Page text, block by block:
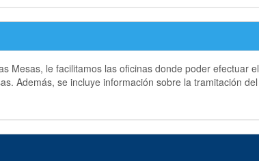
Mesas, le facilitamos las oficinas donde poder efectuar el
Además, se incluye información sobre la tramitación del